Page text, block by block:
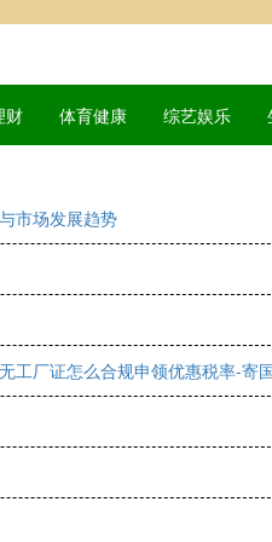
财 体育健康 综艺娱乐
市场发展趋势
工厂证怎么合规申领优惠税率-寄